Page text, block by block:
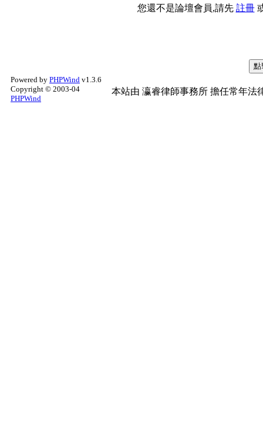
您還不是論壇會員,請先 註冊
Powered by PHPWind v1.3.6
Copyright © 2003-04
PHPWind
本站由 瀛睿律師事務所 擔任常年法